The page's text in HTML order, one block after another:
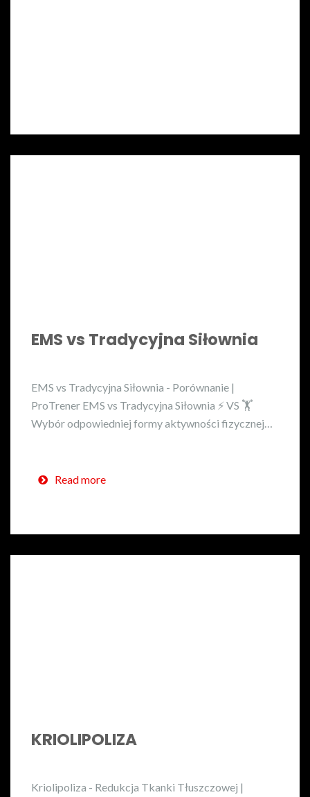
EMS vs Tradycyjna Siłownia
EMS vs Tradycyjna Siłownia - Porównanie |
ProTrener EMS vs Tradycyjna Siłownia ⚡ VS 🏋️
Wybór odpowiedniej formy aktywności fizycznej…
Read more
KRIOLIPOLIZA
Kriolipoliza - Redukcja Tkanki Tłuszczowej |